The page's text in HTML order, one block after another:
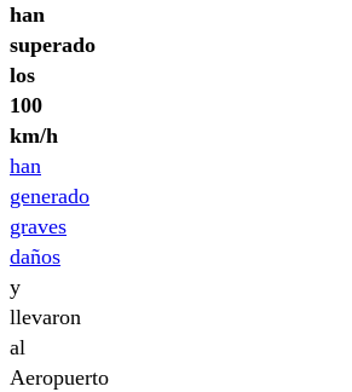
han
superado
los
100
km/h
han
generado
graves
daños
y
llevaron
al
Aeropuerto